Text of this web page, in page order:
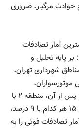
مرگبار، ضروری
آمار تصادفات
پایه تحلیل و
شهرداری تهران،
فوتی موتورسواران،
بیشترین سهم را به خود اختصاص داده است. پس از آن، منطقه ۲ با
۱۰ درصد در جایگاه دوم و همچنین مناطق ۵ و ۱۵ هر کدام با ۹ درصد،
هر یک با ۷ درصد از آمار تصادفات فوتی را به